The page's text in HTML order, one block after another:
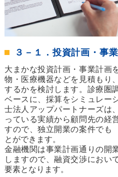
３－１．投資計画・事
大まかな投資計画・事業計画
物・医療機器などを見積もり
するかを検討します。診療圏
ベースに、採算をシミュレー
士法人アップパートナーズは
っている実績から顧問先の経
すので、独立開業の案件でも
とができます。
金融機関は事業計画通りの開
しますので、融資交渉におい
要素となります。